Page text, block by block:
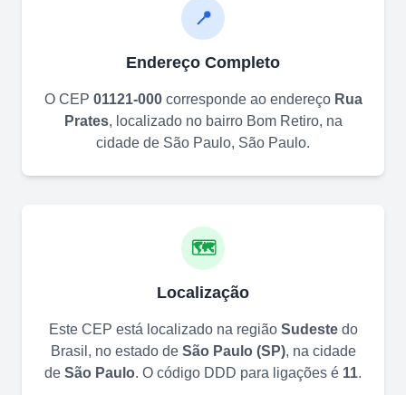
📍
Endereço Completo
O CEP 01121-000corresponde ao endereço Rua
Prates, localizado no bairro Bom Retiro, na
cidade de São Paulo, São Paulo.
🗺️
Localização
Este CEP está localizado na região Sudestedo
Brasil, no estado de São Paulo(SP), na cidade
de São Paulo. O código DDD para ligações é 11.